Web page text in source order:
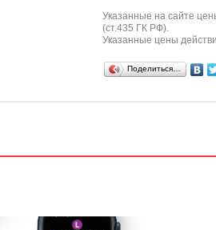
Указанные на сайте
(ст.435 ГК РФ).
Указанные цены
Поделиться…